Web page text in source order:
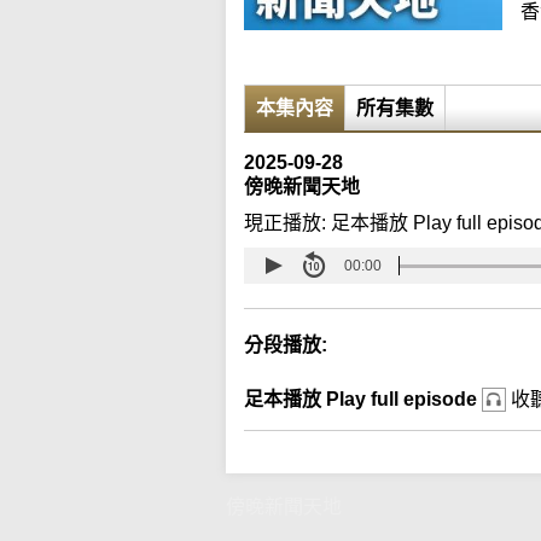
本集內容 所有集數
2025-09-28
傍晚新聞天地
現正播放: 足本播放 Play full
00:00
分段播放:
足本播放 Play full episode 收